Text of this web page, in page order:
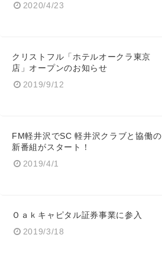
2020/4/23
クリストフル「ホテルオークラ東京
店」オープンのお知らせ
2019/9/12
FM軽井沢でSC 軽井沢クラブと協働の
新番組がスタート！
2019/4/1
Ｏａｋキャピタル証券事業に参入
2019/3/18